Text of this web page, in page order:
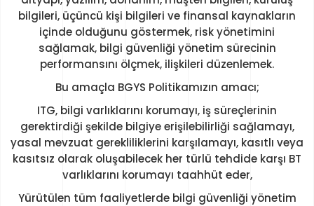
bilgileri, üçüncü kişi bilgileri ve finansal kaynakların
içinde olduğunu göstermek, risk yönetimini
sağlamak, bilgi güvenliği yönetim sürecinin
performansını ölçmek, ilişkileri düzenlemek.
Bu amaçla BGYS Politikamızın amacı;
ITG, bilgi varlıklarını korumayı, iş süreçlerinin
gerektirdiği şekilde bilgiye erişilebilirliği sağlamayı,
yasal mevzuat gerekliliklerini karşılamayı, kasıtlı veya
kasıtsız olarak oluşabilecek her türlü tehdide karşı BT
varlıklarını korumayı taahhüt eder,
Yürütülen tüm faaliyetlerde bilgi güvenliği yönetim